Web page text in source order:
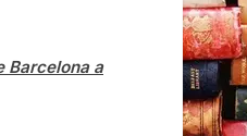
Barcelona a